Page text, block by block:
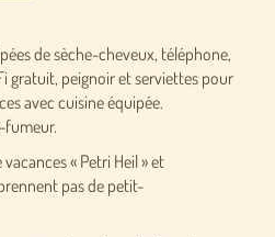
de sèche-cheveux, téléphone,
gratuit, peignoir et serviettes pour
avec cuisine équipée.
fumeur.
« Petri Heil » et
pas de petit-